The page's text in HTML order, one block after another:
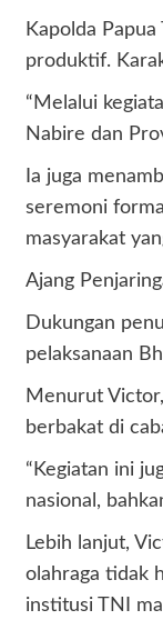
Kapolda
produktif.
“Melalui
Nabire dan
Ia juga
seremoni
masyarakat
Ajang
Dukungan
pelaksanaan
Menurut
berbakat di
“Kegiatan ini
nasional,
Lebih lanjut,
olahraga tidak
institusi TNI